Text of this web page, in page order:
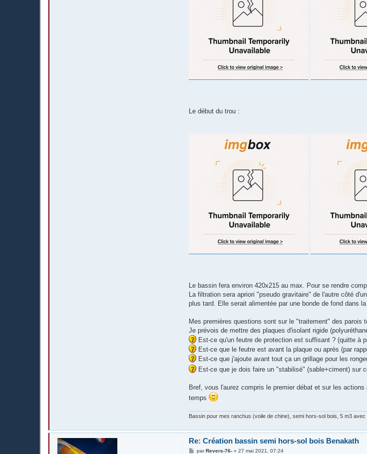
Le début du trou :
Le bassin fera environ 420x215 au max. Pour se rendre
La filtration sera apriori "pseudo gravitaire" de l'autre côté
plus tard. Elle serait alimentée par une bonde de fond dans la
Mes premières questions sont sur le "traitement" des parois
Je prévois de mettre des plaques d'isolant rigide
Est-ce qu'un feutre de protection est suffisant ? (quitte à
Est-ce que le feutre est avant la plaque ou après (par
Est-ce que j'ajoute avant tout ça un grillage pour les
Est-ce que je dois faire un "stabilisé" (sable+ciment) sur
Bref, vous l'aurez compris le premier débat et sur les
temps
Bassin pour mes ranchus (voile de chine), semi hors-sol bois, 5 m3
Re: Création bassin semi hors-sol bois Benakath
MparRevers-76- »27 mai 2021, 07:24